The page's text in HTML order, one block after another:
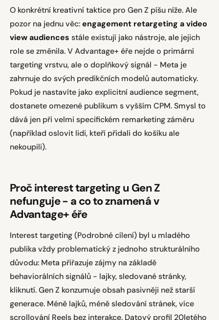
O konkrétní kreativní taktice pro Gen Z píšu níže. Ale
pozor na jednu věc:engagement retargeting a video
view audiences stále existují jako nástroje, ale jejich
role se změnila. V Advantage+ éře nejde o primární
targeting vrstvu, ale o doplňkový signál - Meta je
zahrnuje do svých predikčních modelů automaticky.
Pokud je nastavíte jako explicitní audience segment,
dostanete omezené publikum s vyšším CPM. Smysl to
dává jen při velmi specifickém remarketing záměru
(například oslovit lidi, kteří přidali do košíku ale
nekoupili).
Proč interest targeting u Gen Z
nefunguje - a co to znamená v
Advantage+ éře
Interest targeting (Podrobné cílení) byl u mladého
publika vždy problematický z jednoho strukturálního
důvodu: Meta přiřazuje zájmy na základě
behaviorálních signálů - lajky, sledované stránky,
kliknutí. Gen Z konzumuje obsah pasivněji než starší
generace. Méně lajků, méně sledování stránek, více
scrollování Reels bez interakce. Datový profil 20letého